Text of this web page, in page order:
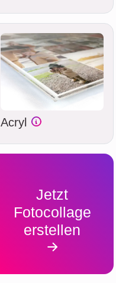
Acryl
Jetzt
Fotocollage
erstellen